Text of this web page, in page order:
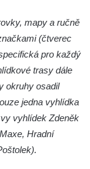
mapy a ručně
(čtverec
pro každý
trasy dále
okruhy osadil
jedna vyhlídka
vyhlídek Zdeněk
Hradní